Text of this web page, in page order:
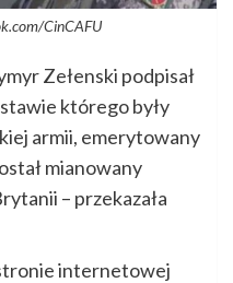
CinCAFU
Zełenski podpisał
którego były
armii, emerytowany
mianowany
– przekazała
internetowej